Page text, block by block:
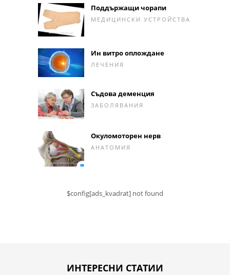
Поддържащи чорапи
МЕДИЦИНСКИ УСТРОЙСТВА
Ин витро оплождане
ЛЕЧЕНИЯ
Съдова деменция
ЗАБОЛЯВАНИЯ
Окуломоторен нерв
АНАТОМИЯ
$config[ads_kvadrat] not found
ИНТЕРЕСНИ СТАТИИ